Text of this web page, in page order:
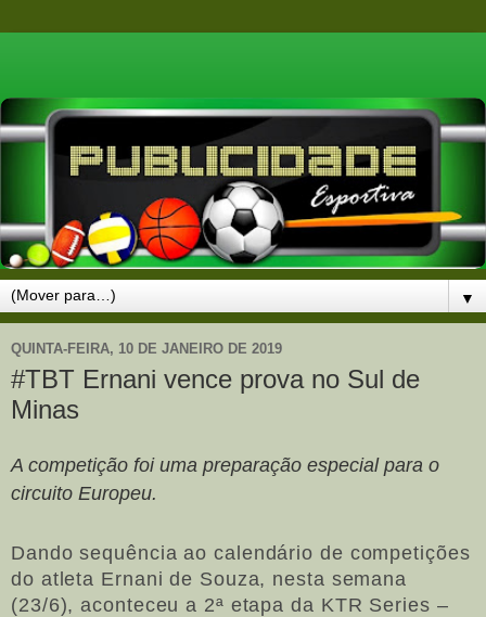
▼
QUINTA-FEIRA, 10 DE JANEIRO DE 2019
#TBT Ernani vence prova no Sul de
Minas
A competição foi uma preparação especial para o
circuito Europeu.
Dando sequência ao calendário de competições
do atleta Ernani de Souza, nesta semana
(23/6), aconteceu a 2ª etapa da KTR Series –